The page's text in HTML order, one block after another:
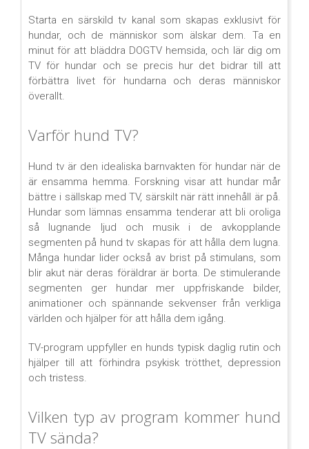
Starta en särskild tv kanal som skapas exklusivt för
hundar, och de människor som älskar dem. Ta en
minut för att bläddra DOGTV hemsida, och lär dig om
TV för hundar och se precis hur det bidrar till att
förbättra livet för hundarna och deras människor
överallt.
Varför hund TV?
Hund tv är den idealiska barnvakten för hundar när de
är ensamma hemma. Forskning visar att hundar mår
bättre i sällskap med TV, särskilt när rätt innehåll är på.
Hundar som lämnas ensamma tenderar att bli oroliga
så lugnande ljud och musik i de avkopplande
segmenten på hund tv skapas för att hålla dem lugna.
Många hundar lider också av brist på stimulans, som
blir akut när deras föräldrar är borta. De stimulerande
segmenten ger hundar mer uppfriskande bilder,
animationer och spännande sekvenser från verkliga
världen och hjälper för att hålla dem igång.
TV-program uppfyller en hunds typisk daglig rutin och
hjälper till att förhindra psykisk trötthet, depression
och tristess.
Vilken typ av program kommer hund
TV sända?